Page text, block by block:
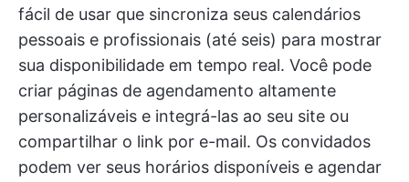
fácil de usar que sincroniza seus calendários
pessoais e profissionais (até seis) para mostrar
sua disponibilidade em tempo real. Você pode
criar páginas de agendamento altamente
personalizáveis e integrá-las ao seu site ou
compartilhar o link por e-mail. Os convidados
podem ver seus horários disponíveis e agendar